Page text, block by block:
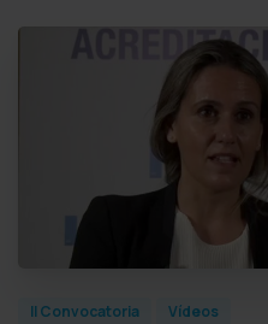
II Convocatoria Vídeos